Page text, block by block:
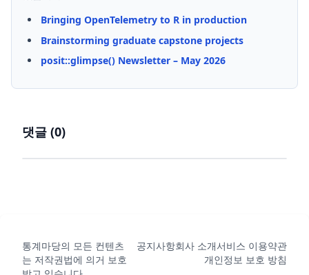
Bringing OpenTelemetry to R in production
Brainstorming graduate capstone projects
posit::glimpse() Newsletter – May 2026
댓글 (0)
통계마당의 모든 컨텐츠
는 저작권법에 의거 보호
공지사항회사 소개서비스 이용약관
개인정보 보호 방침